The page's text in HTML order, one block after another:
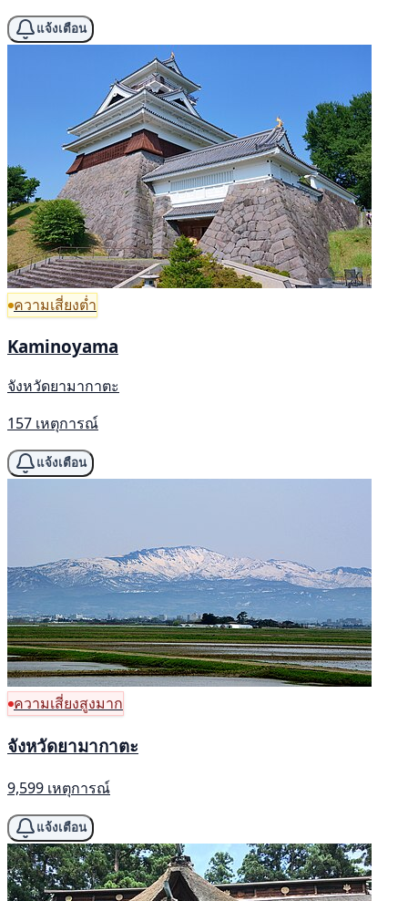
แจ้งเตือน
ความเสี่ยงต่ำ
Kaminoyama
จังหวัดยามากาตะ
157 เหตุการณ์
แจ้งเตือน
ความเสี่ยงสูงมาก
จังหวัดยามากาตะ
9,599 เหตุการณ์
แจ้งเตือน